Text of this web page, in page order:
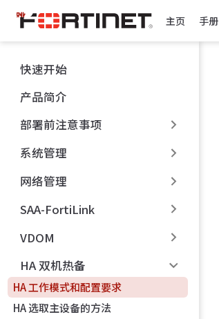
跳
至
主
內
容
主页 手册
快速开始
产品简介
部署前注意事项
系统管理
网络管理
SAA-FortiLink
VDOM
HA 双机热备
HA 工作模式和配置要求
HA 选取主设备的方法